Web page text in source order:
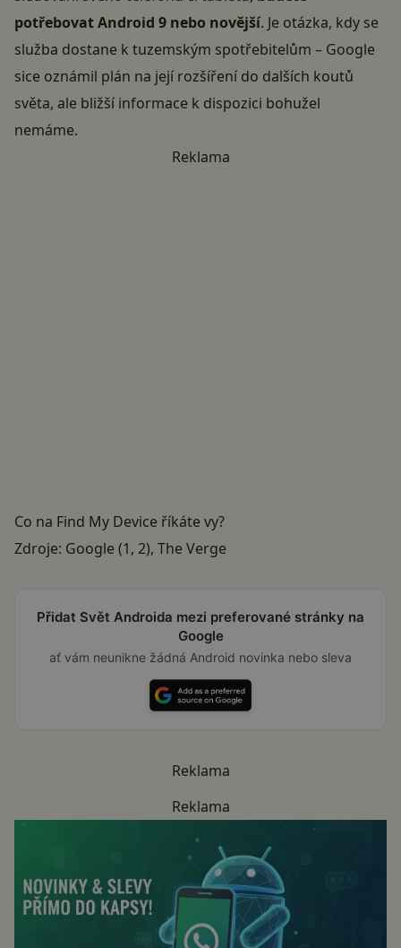
potřebovat Android 9 nebo novější. Je otázka, kdy se
služba dostane k tuzemským spotřebitelům – Google
sice oznámil plán na její rozšíření do dalších koutů
světa, ale bližší informace k dispozici bohužel
nemáme.
Reklama
Co na Find My Device říkáte vy?
Zdroje: Google (1, 2), The Verge
Přidat Svět Androida mezi preferované stránky na
Google
ať vám neunikne žádná Android novinka nebo sleva
Reklama
Reklama